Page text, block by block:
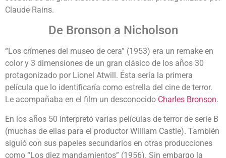
Claude Rains.
De Bronson a Nicholson
“Los crímenes del museo de cera” (1953) era un remake en
color y 3 dimensiones de un gran clásico de los años 30
protagonizado por Lionel Atwill. Ésta sería la primera
película que lo identificaría como estrella del cine de terror.
Le acompañaba en el film un desconocido Charles Bronson.
En los años 50 interpretó varias películas de terror de serie B
(muchas de ellas para el productor William Castle). También
siguió con sus papeles secundarios en otras producciones
como “Los diez mandamientos” (1956). Sin embargo la